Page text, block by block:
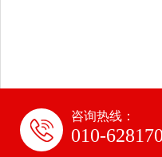
咨询热线：
010-